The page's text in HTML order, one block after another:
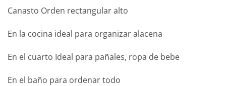
Canasto Orden rectangular alto
En la cocina ideal para organizar alacena
En el cuarto Ideal para pañales, ropa de bebe
En el baño para ordenar todo